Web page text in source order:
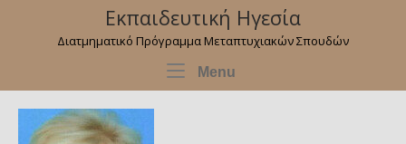
Εκπαιδευτική Ηγεσία
Διατμηματικό Πρόγραμμα Μεταπτυχιακών Σπουδών
Menu